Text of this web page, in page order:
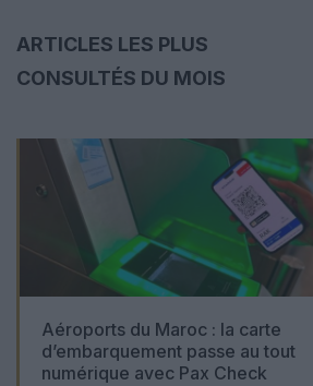
ARTICLES LES PLUS
CONSULTÉS DU MOIS
Aéroports du Maroc : la carte
d’embarquement passe au tout
numérique avec Pax Check